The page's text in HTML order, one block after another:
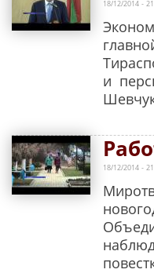
18/12/2014 -
и
18/12/2014 -